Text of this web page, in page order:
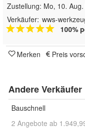
Zustellung: Mo, 10.
Verkäufer: wws-
100%
Merken Preis
Andere Verkäufer
Bauschnell
2 Angebote ab